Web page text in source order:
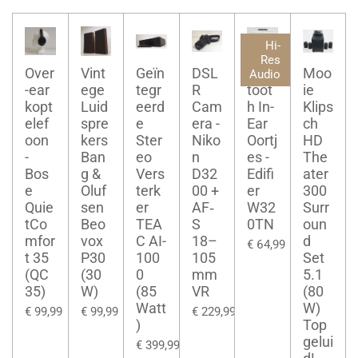
Over
-ear
kopt
elef
oon
-
Bos
e
Quie
tCo
mfor
t 35
(QC
35)
€ 99,99
Vint
ege
Luid
spre
kers
Ban
g &
Oluf
sen
Beo
vox
P30
(30
W)
€ 99,99
Geïn
tegr
eerd
e
Ster
eo
Vers
terk
er
TEA
C AI-
100
0
(85
Watt
)
€ 399,99
DSL
R
Cam
era -
Niko
n
D32
00 +
AF‑
S
18–
105
mm
VR
€ 229,99
Hi-
Res
Audio
Blue
toot
h In-
Ear
Oortj
es -
Edifi
er
W32
0TN
€ 64,99
Moo
ie
Klips
ch
HD
The
ater
300
Surr
oun
d
Set
5.1
(80
W)
Top
gelui